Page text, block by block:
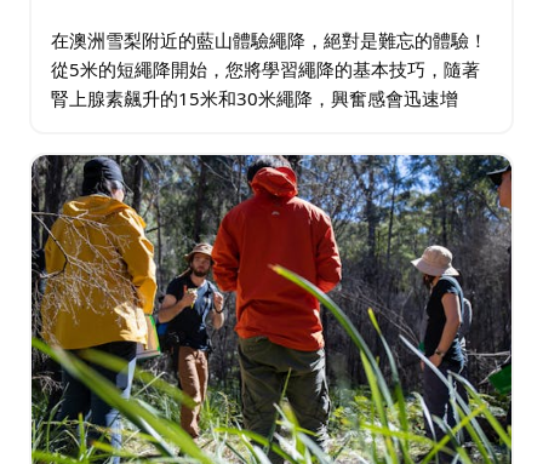
在澳洲雪梨附近的藍山體驗繩降，絕對是難忘的體驗！
從5米的短繩降開始，您將學習繩降的基本技巧，隨著
腎上腺素飆升的15米和30米繩降，興奮感會迅速增
活動地點是風景優美的藍山國家公園，既是風景優美…